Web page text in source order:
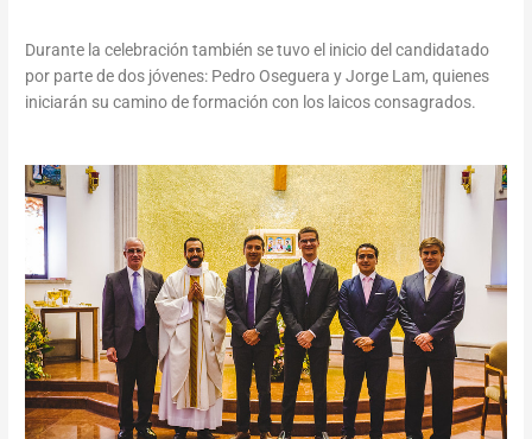
Durante la celebración también se tuvo el inicio del candidatado
por parte de dos jóvenes: Pedro Oseguera y Jorge Lam, quienes
iniciarán su camino de formación con los laicos consagrados.